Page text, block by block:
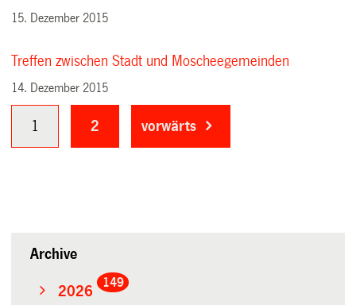
15. Dezember 2015
Treffen zwischen Stadt und Moscheegemeinden
14. Dezember 2015
1 2 vorwärts
Archive
2026
149